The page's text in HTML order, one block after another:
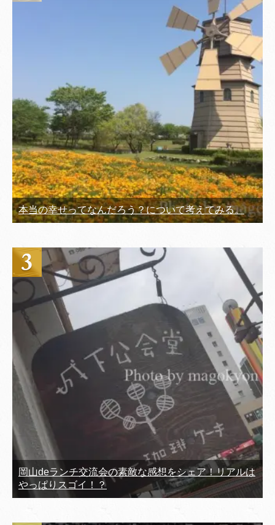
本当の幸せってなんだろう？について考えてみる。
岡山deランチ交流会の素敵な感想をシェア！リアルは
やっぱりスゴイ！？